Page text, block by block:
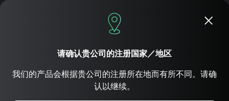
立即申请
简化环球汇款
请确认贵公司的注册国家／地区
我们的产品会根据贵公司的注册所在地而有所不同。请确
认以继续。